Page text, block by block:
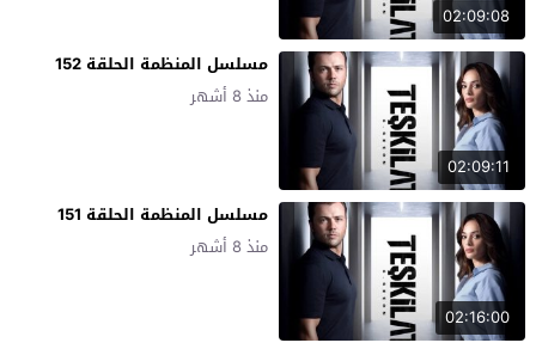
02:09:08
02:09:11
مسلسل المنظمة الحلقة 152
منذ 8 أشهر
02:16:00
مسلسل المنظمة الحلقة 151
منذ 8 أشهر